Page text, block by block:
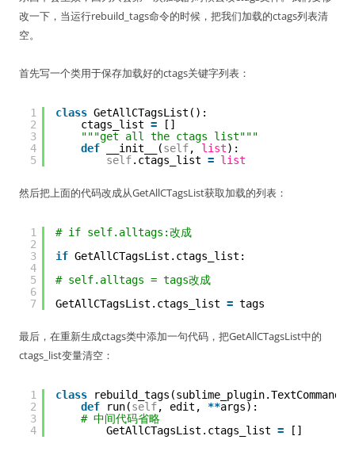
改一下，当运行rebuild_tags命令的时候，把我们加载的ctags列表清
空。
首先写一个类用于保存加载好的ctags关键字列表：
1
2
3
4
5
class GetAllCTagsList():
ctags_list =
[]
"""get all the ctags list"""
def
__init__(self, list):
self.ctags_list = list
然后把上面的代码改成从GetAllCTagsList获取加载的列表：
1
2
3
4
5
6
7
# if self.alltags:改成
if GetAllCTagsList.ctags_list:
# self.alltags = tags改成
GetAllCTagsList.ctags_list = tags
最后，在重新生成ctags类中添加一句代码，把GetAllCTagsList中的
ctags_list变量清空：
1
2
3
4
class
rebuild_tags(sublime_plugin.TextCommand):
def
run(self, edit, **args):
# 中间代码省略
GetAllCTagsList.ctags_list = []